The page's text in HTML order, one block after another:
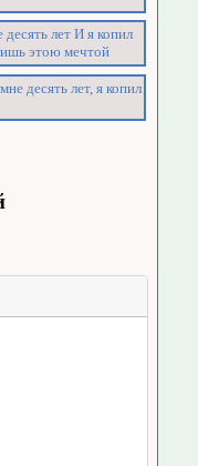
лет И я копил
этою мечтой
десять лет, я копил